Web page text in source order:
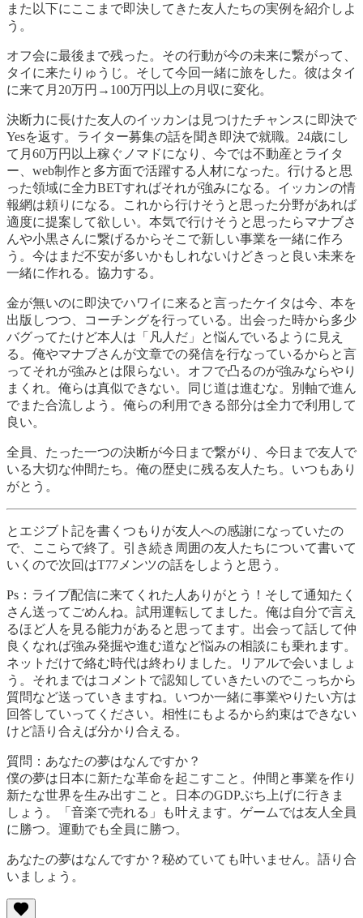
また以下にここまで即決してきた友人たちの実例を紹介しよ
う。
オフ会に最後まで残った。その行動が今の未来に繋がって、
タイに来たりゅうじ。そして今回一緒に旅をした。彼はタイ
に来て月20万円→100万円以上の月収に変化。
決断力に長けた友人のイッカンは見つけたチャンスに即決で
Yesを返す。ライター募集の話を聞き即決で就職。24歳にし
て月60万円以上稼ぐノマドになり、今では不動産とライタ
ー、web制作と多方面で活躍する人材になった。行けると思
った領域に全力BETすればそれが強みになる。イッカンの情
報網は頼りになる。これから行けそうと思った分野があれば
適度に提案して欲しい。本気で行けそうと思ったらマナブさ
んや小黒さんに繋げるからそこで新しい事業を一緒に作ろ
う。今はまだ不安が多いかもしれないけどきっと良い未来を
一緒に作れる。協力する。
金が無いのに即決でハワイに来ると言ったケイタは今、本を
出版しつつ、コーチングを行っている。出会った時から多少
バグってたけど本人は「凡人だ」と悩んでいるように見え
る。俺やマナブさんが文章での発信を行なっているからと言
ってそれが強みとは限らない。オフで凸るのが強みならやり
まくれ。俺らは真似できない。同じ道は進むな。別軸で進ん
でまた合流しよう。俺らの利用できる部分は全力で利用して
良い。
全員、たった一つの決断が今日まで繋がり、今日まで友人で
いる大切な仲間たち。俺の歴史に残る友人たち。いつもあり
がとう。
とエジブト記を書くつもりが友人への感謝になっていたの
で、ここらで終了。引き続き周囲の友人たちについて書いて
いくので次回はT77メンツの話をしようと思う。
Ps：ライブ配信に来てくれた人ありがとう！そして通知たく
さん送ってごめんね。試用運転してました。俺は自分で言え
るほど人を見る能力があると思ってます。出会って話して仲
良くなれば強み発掘や進む道など悩みの相談にも乗れます。
ネットだけで絡む時代は終わりました。リアルで会いましょ
う。それまではコメントで認知していきたいのでこっちから
質問など送っていきますね。いつか一緒に事業やりたい方は
回答していってください。相性にもよるから約束はできない
けど語り合えば分かり合える。
質問：あなたの夢はなんですか？
僕の夢は日本に新たな革命を起こすこと。仲間と事業を作り
新たな世界を生み出すこと。日本のGDPぶち上げに行きま
しょう。「音楽で売れる」も叶えます。ゲームでは友人全員
に勝つ。運動でも全員に勝つ。
あなたの夢はなんですか？秘めていても叶いません。語り合
いましょう。